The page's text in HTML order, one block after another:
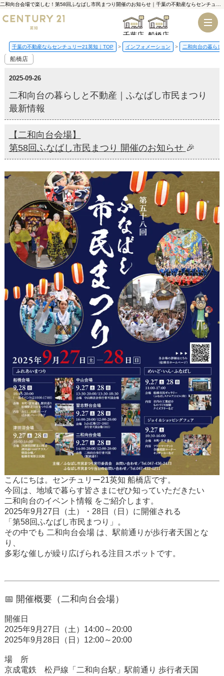
千葉店 船橋店
千葉の不動産ならセンチュリー21英知｜TOP インフォメーション 二和向台の暮ら
船橋店
2025-09-26
二和向台の暮らしと不動産｜ふなばし市民まつり
最新情報
【二和向台会場】
第58回ふなばし市民まつり 開催のお知らせ 🎉
こんにちは。センチュリー21英知 船橋店です。
今回は、地域で暮らす皆さまにぜひ知っていただきたい
二和向台のイベント情報 をご紹介します。
2025年9月27日（土）・28日（日）に開催される
「第58回ふなばし市民まつり」。
その中でも 二和向台会場は、駅前通りが歩行者天国とな
り、
多彩な催しが繰り広げられる注目スポットです。
📅 開催概要（二和向台会場）
開催日
2025年9月27日（土）14:00～20:00
2025年9月28日（日）12:00～20:00
場 所
京成電鉄 松戸線「二和向台駅」駅前通り 歩行者天国